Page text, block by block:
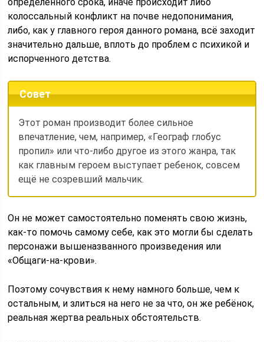
колоссальный конфликт на почве недопонимания,
либо, как у главного героя данного романа, всё заходит
значительно дальше, вплоть до проблем с психикой и
испорченного детства.
Совет
Этот роман производит более сильное
впечатление, чем, например, «Географ глобус
пропил» или что-либо другое из этого жанра, так
как главным героем выступает ребенок, совсем
ещё не созревший мальчик.
Он не может самостоятельно поменять свою жизнь,
как-то помочь самому себе, как это могли бы сделать
персонажи вышеназванного произведения или
«Общаги-на-крови».
Поэтому сочувствия к нему намного больше, чем к
остальным, и злиться на него не за что, он же ребёнок,
реальная жертва реальных обстоятельств.